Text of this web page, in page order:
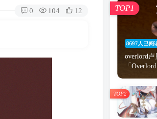
0 104 12
8697人已阅
overlord
「
TOP1
TOP2
时间
间谍过家
进击的巨
TOP1